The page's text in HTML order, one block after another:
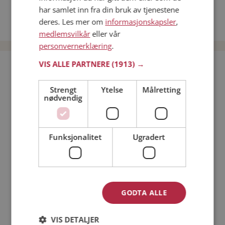
Date kvinner i Norge
Date menn i Norge
Bli medlem gratis!
Jeg er en:
har samlet inn fra din bruk av tjenestene
deres. Les mer om informasjonskapsler,
medlemsvilkåreller vår
personvernerklæring.
VIS ALLE PARTNERE(1913) →
Strengt
nødvendig
Ytelse Målretting
Funksjonalitet Ugradert
GODTA ALLE
VIS DETALJER